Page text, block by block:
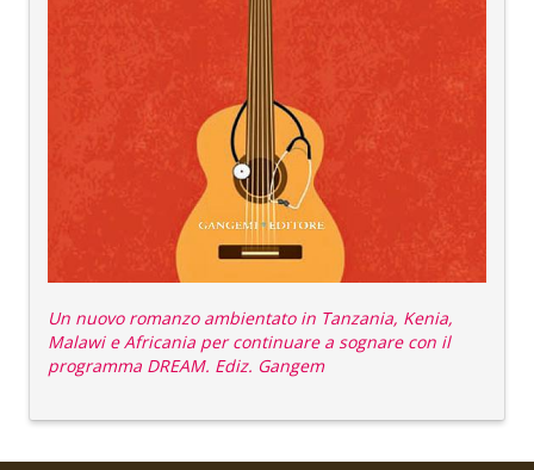
Un nuovo romanzo ambientato in Tanzania, Kenia,
Malawi e Africania per continuare a sognare con il
programma DREAM. Ediz. Gangem